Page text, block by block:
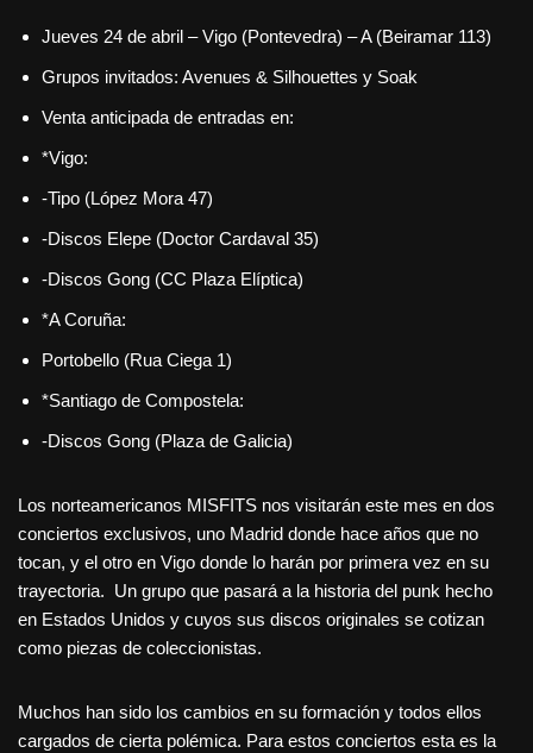
Jueves 24 de abril – Vigo (Pontevedra) – A (Beiramar 113)
Grupos invitados: Avenues & Silhouettes y Soak
Venta anticipada de entradas en:
*Vigo:
-Tipo (López Mora 47)
-Discos Elepe (Doctor Cardaval 35)
-Discos Gong (CC Plaza Elíptica)
*A Coruña:
Portobello (Rua Ciega 1)
*Santiago de Compostela:
-Discos Gong (Plaza de Galicia)
Los norteamericanos MISFITS nos visitarán este mes en dos
conciertos exclusivos, uno Madrid donde hace años que no
tocan, y el otro en Vigo donde lo harán por primera vez en su
trayectoria. Un grupo que pasará a la historia del punk hecho
en Estados Unidos y cuyos sus discos originales se cotizan
como piezas de coleccionistas.
Muchos han sido los cambios en su formación y todos ellos
cargados de cierta polémica. Para estos conciertos esta es la